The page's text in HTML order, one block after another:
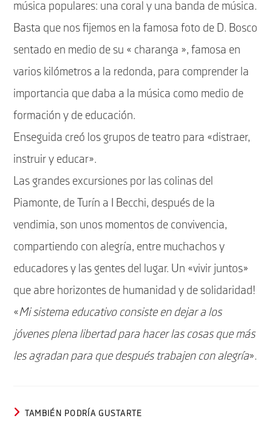
música populares: una coral y una banda de música.
Basta que nos fijemos en la famosa foto de D. Bosco
sentado en medio de su « charanga », famosa en
varios kilómetros a la redonda, para comprender la
importancia que daba a la música como medio de
formación y de educación.
Enseguida creó los grupos de teatro para «distraer,
instruir y educar».
Las grandes excursiones por las colinas del
Piamonte, de Turín a I Becchi, después de la
vendimia, son unos momentos de convivencia,
compartiendo con alegría, entre muchachos y
educadores y las gentes del lugar. Un «vivir juntos»
que abre horizontes de humanidad y de solidaridad!
«Mi sistema educativo consiste en dejar a los
jóvenes plena libertad para hacer las cosas que más
les agradan para que después trabajen con alegría».
TAMBIÉN PODRÍA GUSTARTE